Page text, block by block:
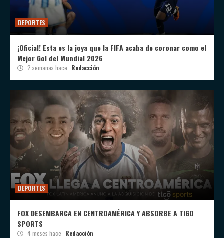
DEPORTES
¡Oficial! Esta es la joya que la FIFA acaba de coronar como el
Mejor Gol del Mundial 2026
2 semanas hace Redacción
DEPORTES
FOX DESEMBARCA EN CENTROAMÉRICA Y ABSORBE A TIGO
SPORTS
4 meses hace Redacción